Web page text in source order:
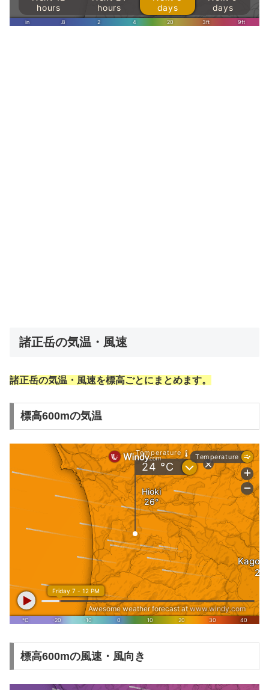
諸正岳の気温・風速
諸正岳の気温・風速を標高ごとにまとめます。
標高600mの気温
標高600mの風速・風向き